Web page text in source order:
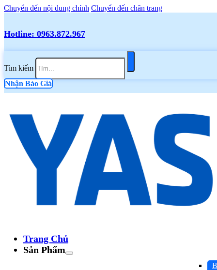
Chuyển đến nội dung chính Chuyển đến chân trang
Hotline: 0963.872.967
Tìm kiếm
Nhận Báo Giá
Trang Chủ
Sản Phẩm